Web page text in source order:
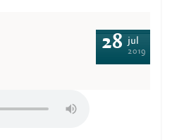
28 jul
2019